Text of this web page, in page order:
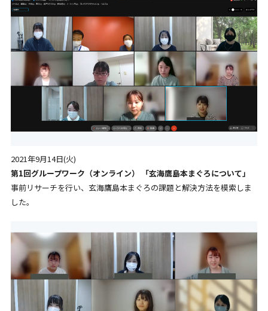
2021年9月14日(火)
第1回グループワーク（オンライン） 「玄海鷹島本まぐろについて」
事前リサーチを行い、玄海鷹島本まぐろの課題と解決方法を模索しま
した。